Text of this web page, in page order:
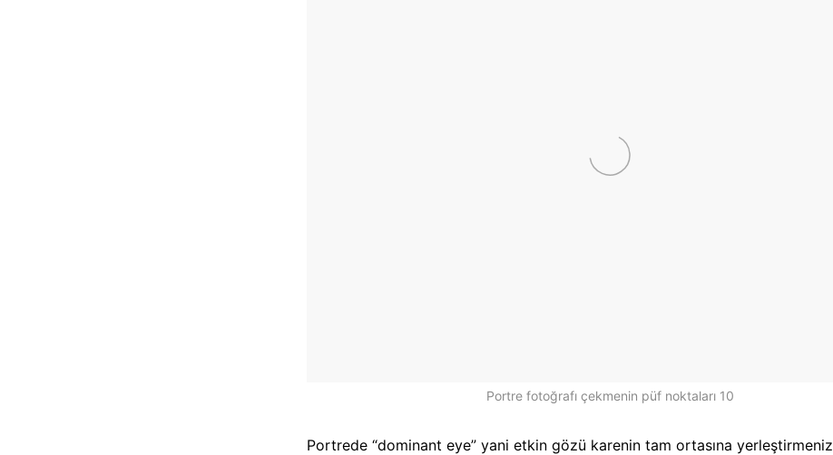
Portre fotoğrafı çekmenin püf noktaları 10
Portrede “dominant eye” yani etkin gözü karenin tam ortasına yerleştirmeniz